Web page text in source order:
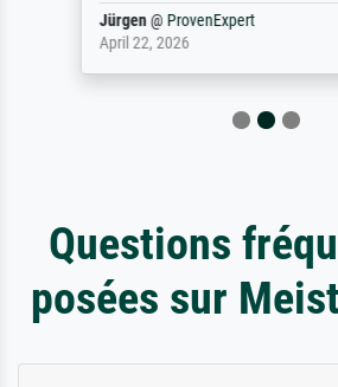
Jürgen@ ProvenExpert
April 22, 2026
Questions
posées sur